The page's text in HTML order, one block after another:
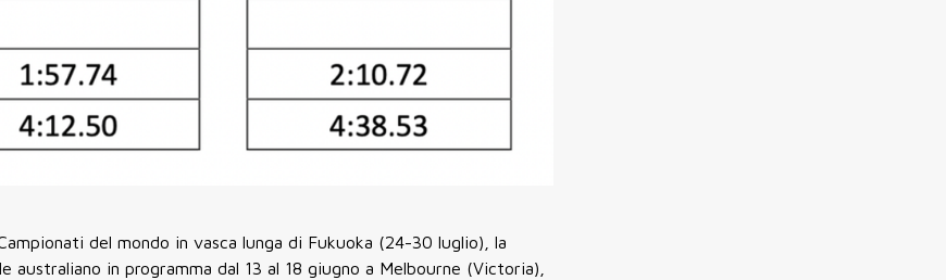
del mondo in vasca lunga di Fukuoka (24-30 luglio), la
in programma dal 13 al 18 giugno a Melbourne (Victoria),